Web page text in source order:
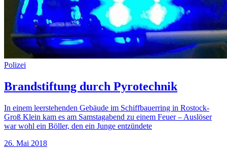
Polizei
Brandstiftung durch Pyrotechnik
In einem leerstehenden Gebäude im Schiffbauerring in Rostock-
Groß Klein kam es am Samstagabend zu einem Feuer – Auslöser
war wohl ein Böller, den ein Junge entzündete
26. Mai 2018